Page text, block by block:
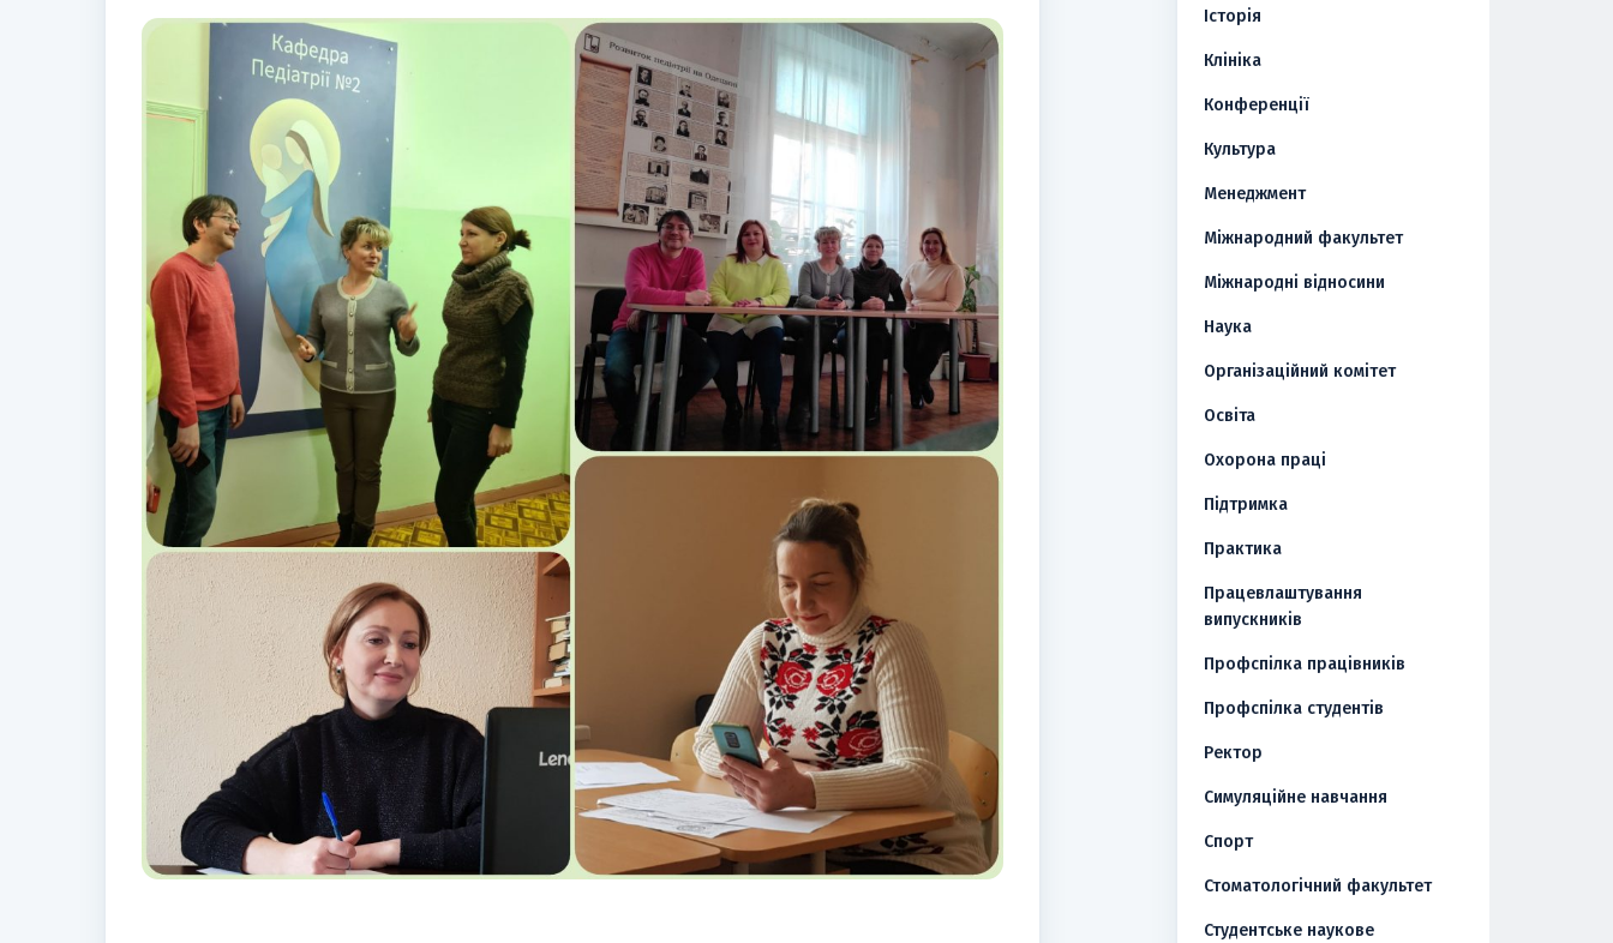
Історія
Клініка
Конференції
Культура
Менеджмент
Міжнародний факультет
Міжнародні відносини
Наука
Організаційний комітет
Освіта
Охорона праці
Підтримка
Практика
Працевлаштування
випускників
Профспілка працівників
Профспілка студентів
Ректор
Симуляційне навчання
Спорт
Стоматологічний факультет
Студентське наукове